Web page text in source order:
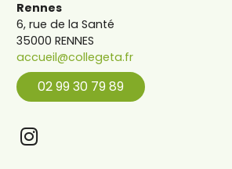
Rennes
6, rue de la Santé
35000 RENNES
accueil@collegeta.fr
02 99 30 79 89